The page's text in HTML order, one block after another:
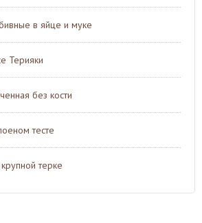
в яйце и муке
Терияки
без кости
тесте
терке